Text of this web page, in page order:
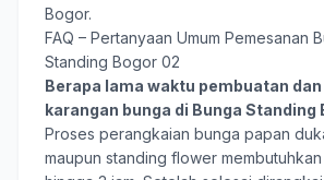
Bogor.
FAQ – Pertanyaan Umum Pemesanan
Standing Bogor 02
Berapa lama waktu pembuatan
karangan bunga di Bunga Standing
Proses perangkaian bunga papan
maupun standing flower